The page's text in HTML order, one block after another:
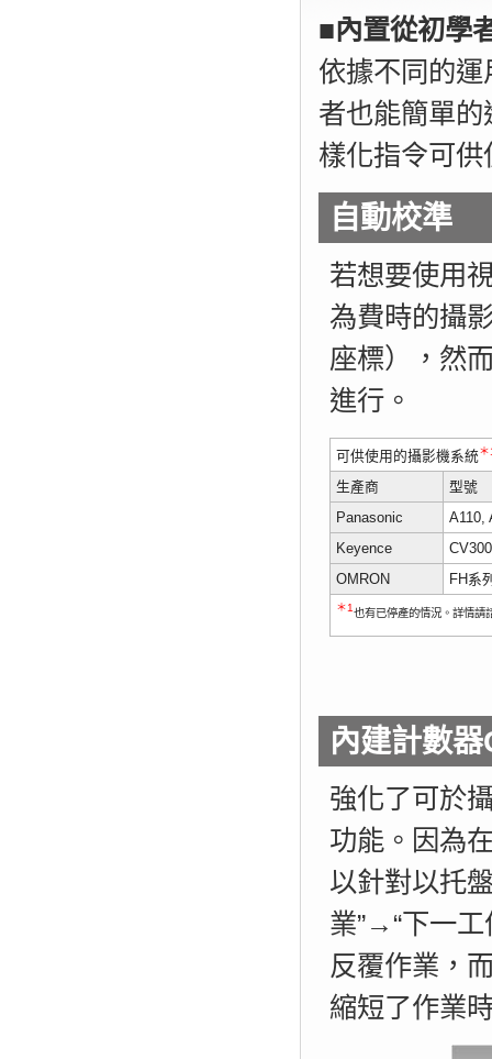
■內置從初學
依據不同的
者也能簡單
樣化指令可供
自動校準
若想要使用
為費時的攝
座標），然
進行。
可供使用的攝影機系統＊
生產商
型號
Panasonic
A110,
Keyence
OMRON
FH系
＊1也有已停產的情況。詳情請
內建計數
強化了可於
功能。因為
以針對以托
業”→“下一
反覆作業，
縮短了作業